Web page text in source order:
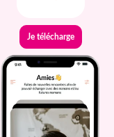
Je télécharge